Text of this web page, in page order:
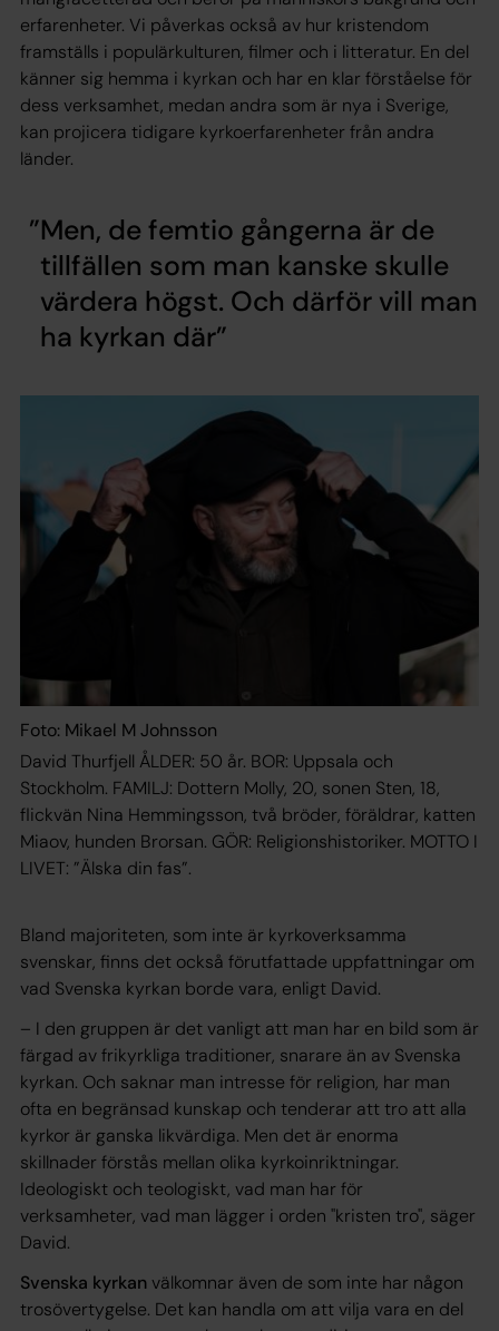
erfarenheter. Vi påverkas också av hur kristendom
framställs i populärkulturen, filmer och i litteratur. En del
känner sig hemma i kyrkan och har en klar förståelse för
dess verksamhet, medan andra som är nya i Sverige,
kan projicera tidigare kyrkoerfarenheter från andra
länder.
Men, de femtio gångerna är de
tillfällen som man kanske skulle
värdera högst. Och därför vill man
ha kyrkan där
Foto: Mikael M Johnsson
David Thurfjell ÅLDER: 50 år. BOR: Uppsala och
Stockholm. FAMILJ: Dottern Molly, 20, sonen Sten, 18,
flickvän Nina Hemmingsson, två bröder, föräldrar, katten
Miaov, hunden Brorsan. GÖR: Religionshistoriker. MOTTO I
LIVET: ”Älska din fas”.
Bland majoriteten, som inte är kyrkoverksamma
svenskar, finns det också förutfattade uppfattningar om
vad Svenska kyrkan borde vara, enligt David.
– I den gruppen är det vanligt att man har en bild som är
färgad av frikyrkliga traditioner, snarare än av Svenska
kyrkan. Och saknar man intresse för religion, har man
ofta en begränsad kunskap och tenderar att tro att alla
kyrkor är ganska likvärdiga. Men det är enorma
skillnader förstås mellan olika kyrkoinriktningar.
Ideologiskt och teologiskt, vad man har för
verksamheter, vad man lägger i orden "kristen tro", säger
David.
Svenska kyrkanvälkomnar även de som inte har någon
trosövertygelse. Det kan handla om att vilja vara en del